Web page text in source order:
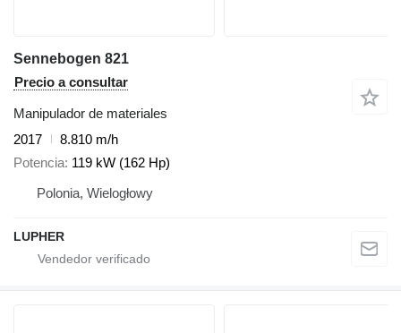
Sennebogen 821
Precio a consultar
Manipulador de materiales
2017
8.810 m/h
Potencia 119 kW (162 Hp)
Polonia, Wielogłowy
LUPHER